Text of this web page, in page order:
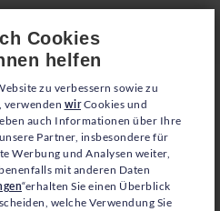
Cookies
helfen
zu verbessern sowie zu
verwenden wirCookies und
auch Informationen über Ihre
Partner, insbesondere für
Werbung und Analysen weiter,
mit anderen Daten
“erhalten Sie einen Überblick
welche Verwendung Sie
JETZT SPENDEN